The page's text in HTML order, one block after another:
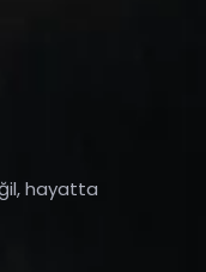
hayatta